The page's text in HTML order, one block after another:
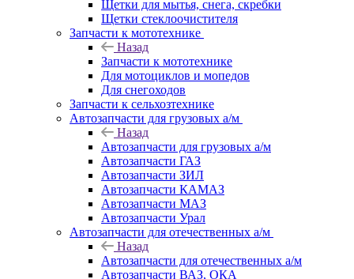
Щетки для мытья, снега, скребки
Щетки стеклоочистителя
Запчасти к мототехнике
Назад
Запчасти к мототехнике
Для мотоциклов и мопедов
Для снегоходов
Запчасти к сельхозтехнике
Автозапчасти для грузовых а/м
Назад
Автозапчасти для грузовых а/м
Автозапчасти ГАЗ
Автозапчасти ЗИЛ
Автозапчасти КАМАЗ
Автозапчасти МАЗ
Автозапчасти Урал
Автозапчасти для отечественных а/м
Назад
Автозапчасти для отечественных а/м
Автозапчасти ВАЗ, ОКА